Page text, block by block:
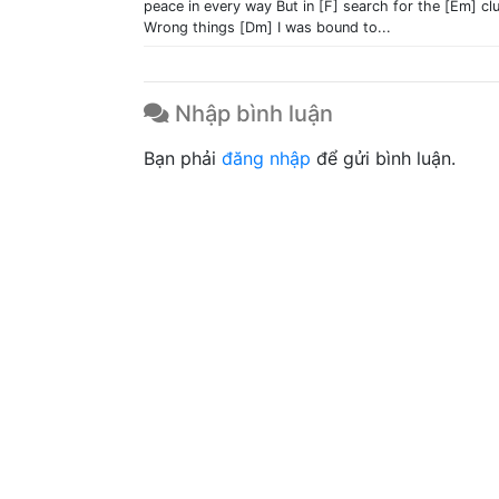
peace in every way But in [F] search for the [Em]
Wrong things [Dm] I was bound to...
Nhập bình luận
Bạn phải đăng nhập để gửi bình luận.